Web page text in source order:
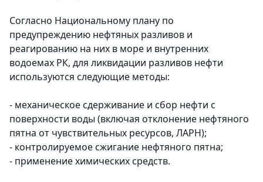
Согласно Национальному плану по
предупреждению нефтяных разливов и
реагированию на них в море и внутренних
водоемах РК, для ликвидации разливов нефти
используются следующие методы:
- механическое сдерживание и сбор нефти с
поверхности воды (включая отклонение нефтяного
пятна от чувствительных ресурсов, ЛАРН);
- контролируемое сжигание нефтяного пятна;
- применение химических средств.